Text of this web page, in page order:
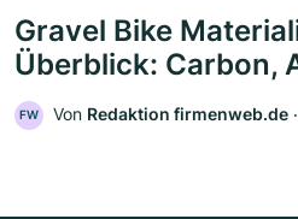
Gravel Bike
Überblick: Carbon,
FW Von Redaktion firmenweb.de ‧